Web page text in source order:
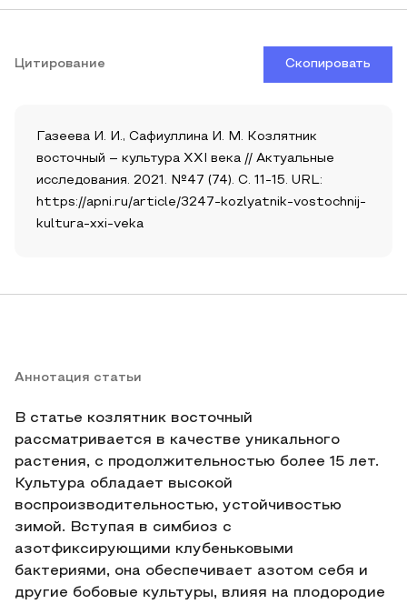
Цитирование Скопировать
Газеева И. И., Сафиуллина И. М. Козлятник
восточный – культура XXI века // Актуальные
исследования. 2021. №47 (74). С. 11-15. URL:
https://apni.ru/article/3247-kozlyatnik-vostochnij-
kultura-xxi-veka
Аннотация статьи
В статье козлятник восточный
рассматривается в качестве уникального
растения, с продолжительностью более 15 лет.
Культура обладает высокой
воспроизводительностью, устойчивостью
зимой. Вступая в симбиоз с
азотфиксирующими клубеньковыми
бактериями, она обеспечивает азотом себя и
другие бобовые культуры, влияя на плодородие